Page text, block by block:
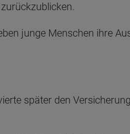
junge Menschen ihre
später den